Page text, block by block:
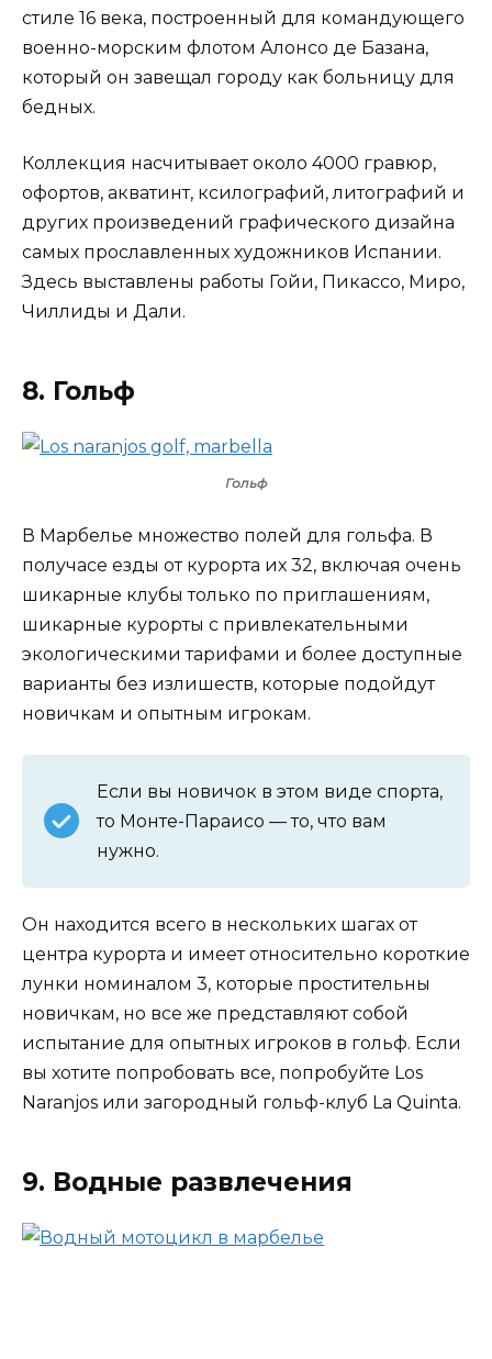
стиле 16 века, построенный для командующего
военно-морским флотом Алонсо де Базана,
который он завещал городу как больницу для
бедных.
Коллекция насчитывает около 4000 гравюр,
офортов, акватинт, ксилографий, литографий и
других произведений графического дизайна
самых прославленных художников Испании.
Здесь выставлены работы Гойи, Пикассо, Миро,
Чиллиды и Дали.
8. Гольф
Гольф
В Марбелье множество полей для гольфа. В
получасе езды от курорта их 32, включая очень
шикарные клубы только по приглашениям,
шикарные курорты с привлекательными
экологическими тарифами и более доступные
варианты без излишеств, которые подойдут
новичкам и опытным игрокам.
Если вы новичок в этом виде спорта,
то Монте-Параисо — то, что вам
нужно.
Он находится всего в нескольких шагах от
центра курорта и имеет относительно короткие
лунки номиналом 3, которые простительны
новичкам, но все же представляют собой
испытание для опытных игроков в гольф. Если
вы хотите попробовать все, попробуйте Los
Naranjos или загородный гольф-клуб La Quinta.
9. Водные развлечения